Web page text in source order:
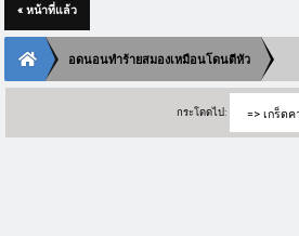
« หน้าที่แล้ว
อดนอนทำร้ายสมองเหมือนโดนตีหัว
กระโดดไป: